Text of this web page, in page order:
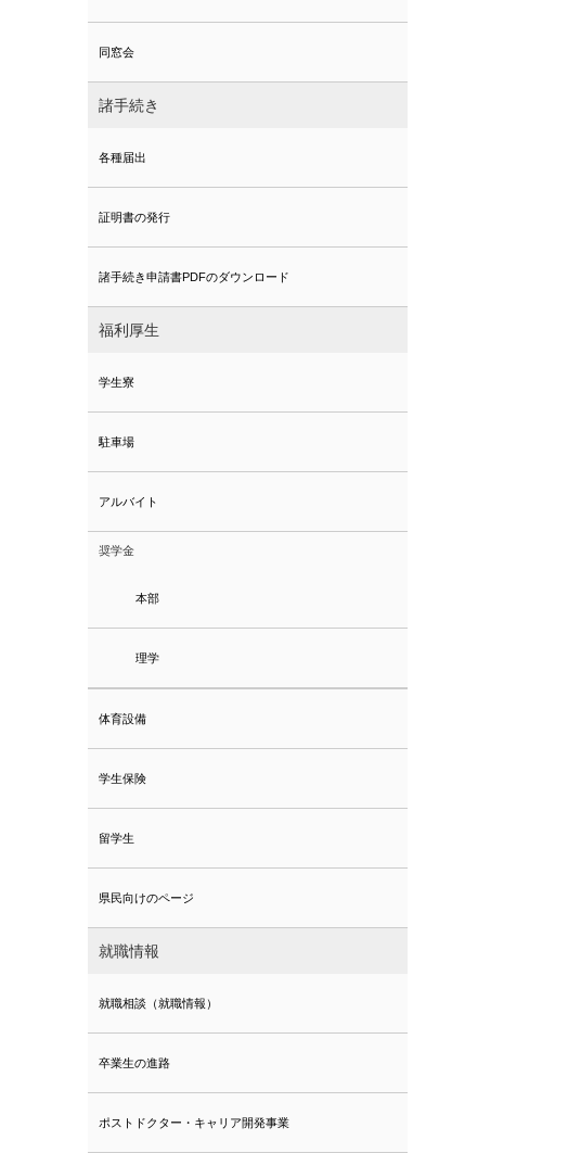
同窓会
諸手続き
各種届出
証明書の発行
諸手続き申請書PDFのダウンロード
福利厚生
学生寮
駐車場
アルバイト
奨学金
本部
理学
体育設備
学生保険
留学生
県民向けのページ
就職情報
就職相談（就職情報）
卒業生の進路
ポストドクター・キャリア開発事業